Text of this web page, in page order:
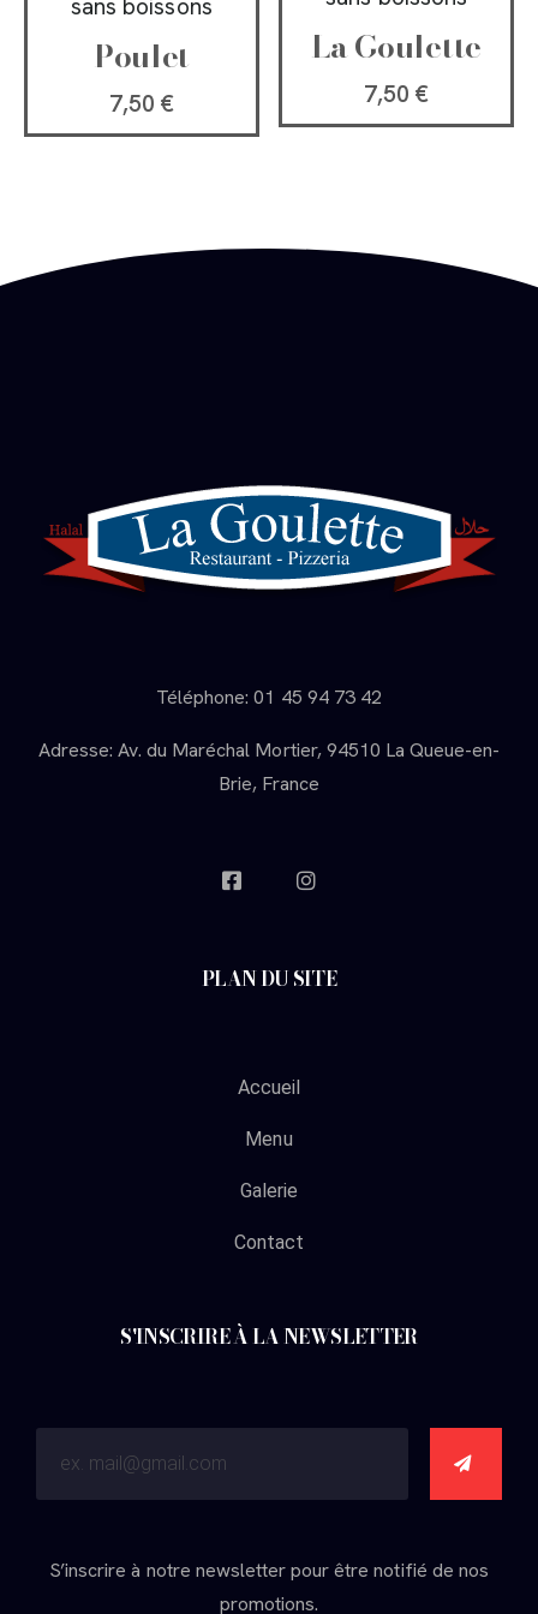
sans boissons
Poulet
7,50 €
La Goulette
7,50€
Téléphone: 01 45 94 73 42
Adresse: Av. du Maréchal Mortier, 94510 La Queue-en-
Brie, France
PLAN DU SITE
Accueil
Menu
Galerie
Contact
S'INSCRIRE À LA NEWSLETTER
S’inscrire à notre newsletter pour être notifié de nos
promotions.